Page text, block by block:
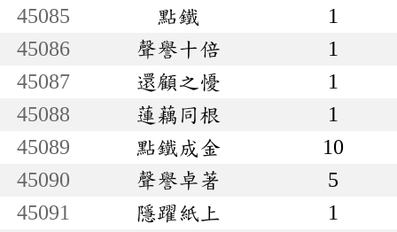
45085
點鐵
1
45086
聲譽十倍
1
45087
還顧之懮
1
45088
蓮藕同根
1
45089
點鐵成金
10
45090
聲譽卓著
5
45091
隱躍紙上
1